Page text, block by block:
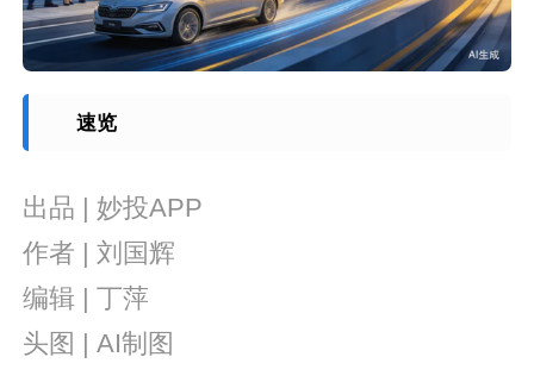
速览
出品 | 妙投APP
作者 | 刘国辉
编辑 | 丁萍
头图 | AI制图